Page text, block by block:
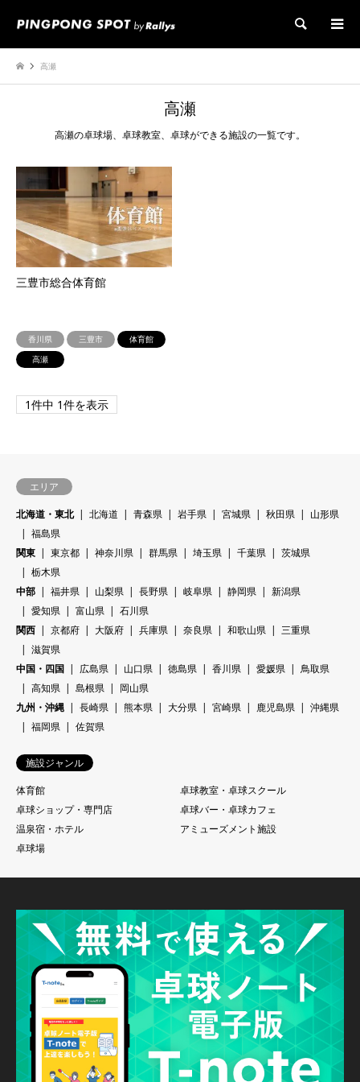
検索
高瀬
高瀬
高瀬の卓球場、卓球教室、卓球ができる施設の一覧です。
三豊市総合体育館
香川県 三豊市
体育館
高瀬
1件中 1件を表示
エリア
北海道・東北
北海道 青森県 岩手県 宮城県 秋田県
山形県
福島県
関東
東京都 神奈川県 群馬県 埼玉県 千葉県
茨城県
栃木県
中部
福井県 山梨県 長野県 岐阜県 静岡県
新潟県
愛知県
富山県
石川県
関西
京都府 大阪府 兵庫県 奈良県 和歌山県
三重県
滋賀県
中国・四国
広島県 山口県 徳島県 香川県 愛媛県
鳥取県
高知県
島根県
岡山県
九州・沖縄
長崎県 熊本県 大分県 宮崎県 鹿児島県
沖縄県
福岡県
佐賀県
施設ジャンル
体育館
卓球教室・卓球スクール
卓球ショップ・専門店
卓球バー・卓球カフェ
温泉宿・ホテル
アミューズメント施設
卓球場